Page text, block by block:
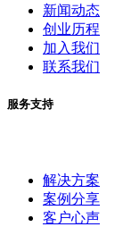
新闻动态
创业历程
加入我们
联系我们
服务支持
解决方案
案例分享
客户心声